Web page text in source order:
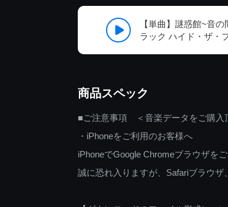
【単曲】謎惑館~音
ラック ハイド・ザ・
商品スペック
■ご注意事項 ＜音楽データをご購入
・iPhoneをご利用のお客様へ
iPhoneでGoogle Chromeブラウザを
誠に恐れ入りますが、Safariブラウザ